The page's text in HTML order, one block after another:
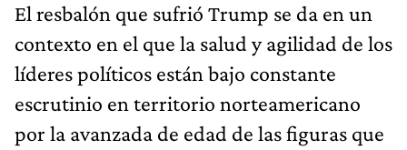
El resbalón que sufrió Trump se da en un
contexto en el que la salud y agilidad de los
líderes políticos están bajo constante
escrutinio en territorio norteamericano
por la avanzada de edad de las figuras que